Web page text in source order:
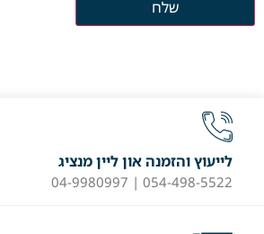
לייעוץ והזמנה און ליין מנציג
054-498-5522 | 04-9980997